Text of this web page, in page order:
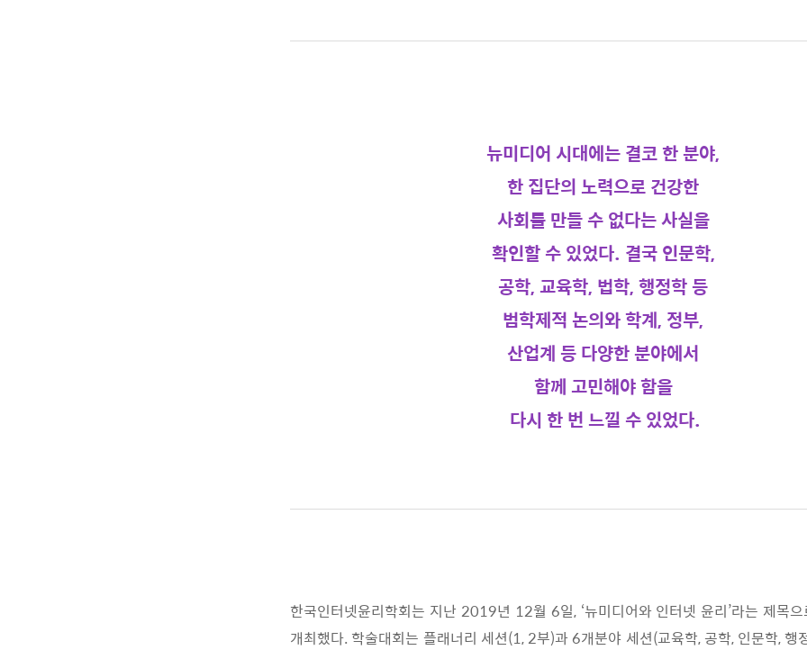
뉴미디어 시대에는 결코 한 분야,
한 집단의 노력으로 건강한
사회를 만들 수없다는 사실을
확인할 수 있었다. 결국 인문학,
공학, 교육학, 법학, 행정학 등
범학제적 논의와 학계, 정부,
산업계 등 다양한 분야에서
함께 고민해야 함을
다시 한 번 느낄 수 있었다.
한국인터넷윤리학회는 지난 2019년 12월 6일, ‘뉴미디어와 인터넷 윤리’라는 제목
개최했다. 학술대회는 플래너리 세션(1, 2부)과 6개분야 세션(교육학, 공학, 인문학,행